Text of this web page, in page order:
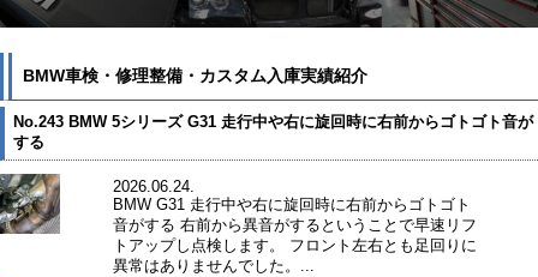
BMW車検・修理整備・カスタム入庫実績紹介
No.243 BMW 5シリーズ G31 走行中や右に旋回時に右前からゴトゴト音が
する
2026.06.24.
BMW G31 走行中や右に旋回時に右前からゴトゴト
音がする 右前から異音がするということで早速リフ
トアップし点検します。 フロント左右とも足回りに
異常はありませんでした。...